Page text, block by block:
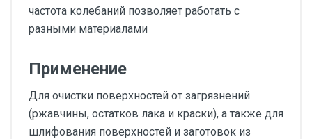
частота колебаний позволяет работать с
разными материалами
Применение
Для очистки поверхностей от загрязнений
(ржавчины, остатков лака и краски), а также для
шлифования поверхностей и заготовок из